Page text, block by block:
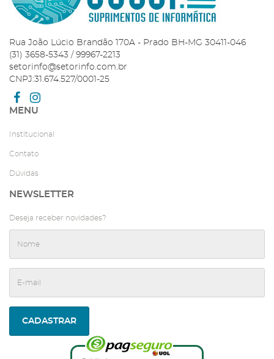
Rua João Lúcio Brandão 170A - Prado BH-MG 30411-046
(31) 3658-5343 / 99967-2213
setorinfo@setorinfo.com.br
CNPJ:31.674.527/0001-25
MENU
Institucional
Contato
Dúvidas
NEWSLETTER
Deseja receber novidades?
CADASTRAR